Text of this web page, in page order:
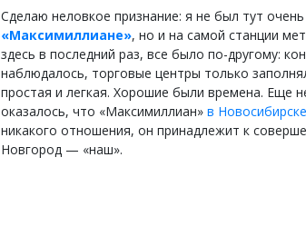
Сделаю неловкое признание: я не был тут
«Максимиллиане», но и на самой станции
здесь в последний раз, все было по-другому:
наблюдалось, торговые центры только
простая и легкая. Хорошие были времена. Еще
оказалось, что «Максимиллиан» в Новосибирске
никакого отношения, он принадлежит к
Новгород — «наш».